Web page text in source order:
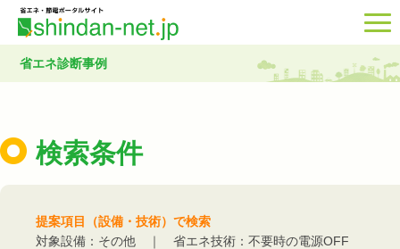
省エネ診断事例
検索条件
提案項目（設備・技術）で検索
対象設備：その他 ｜ 省エネ技術：不要時の電源OFF